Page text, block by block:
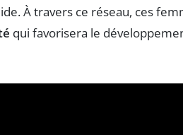
À travers ce réseau, ces
qui favorisera le